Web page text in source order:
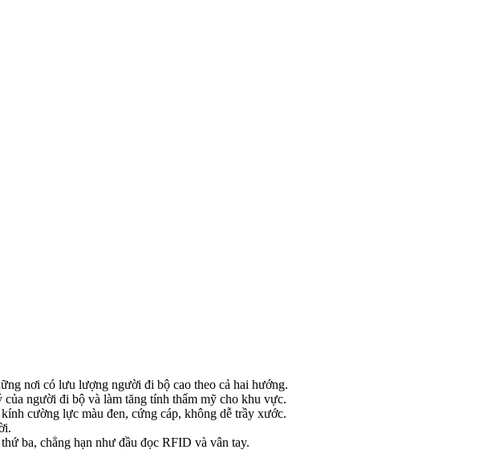
nơi có lưu lượng người đi bộ cao theo cả hai hướng.
người đi bộ và làm tăng tính thẩm mỹ cho khu vực.
cường lực màu đen, cứng cáp, không dễ trầy xước.
ba, chẳng hạn như đầu đọc RFID và vân tay.